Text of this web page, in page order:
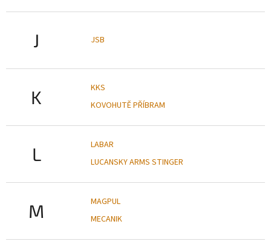
J JSB
K
KKS
KOVOHUTĚ PŘÍBRAM
L
LABAR
LUCANSKY ARMS STINGER
M
MAGPUL
MECANIK